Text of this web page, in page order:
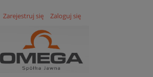
Zarejestruj się Zaloguj się